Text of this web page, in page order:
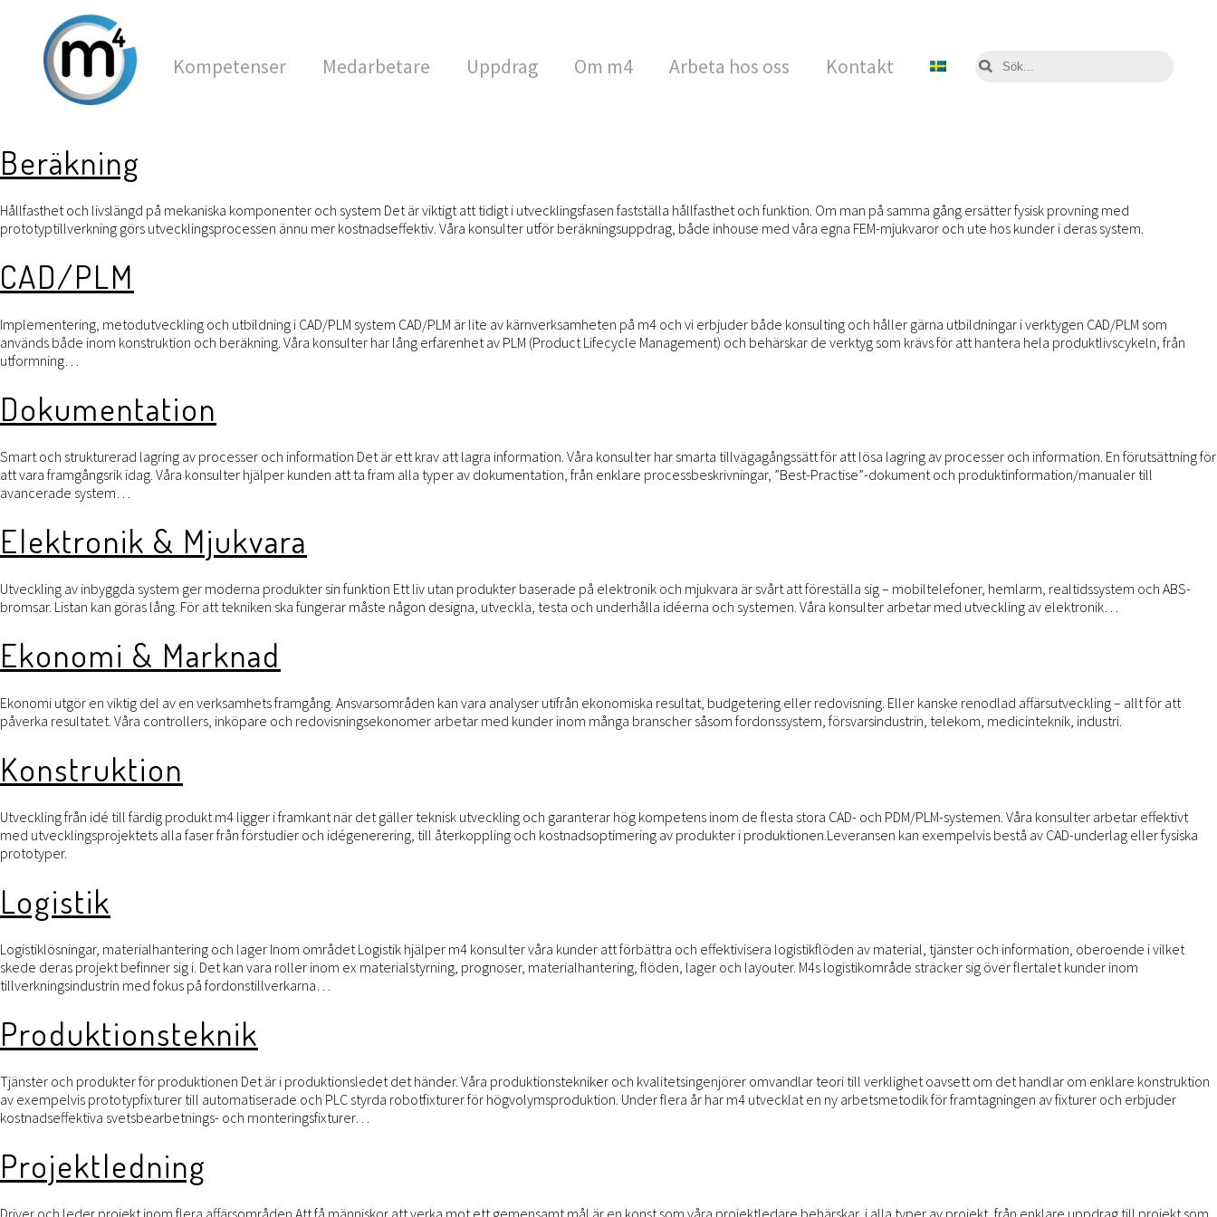
Kompetenser Medarbetare Uppdrag Om m4 Arbeta hos oss Kontakt
Beräkning
Hållfasthet och livslängd på mekaniska komponenter och system Det är viktigt att tidigt i utvecklingsfasen fastställa hållfasthet och funktion. Om man på samma gång ersätter fysisk provning med
prototyptillverkning görs utvecklingsprocessen ännu mer kostnadseffektiv. Våra konsulter utför beräkningsuppdrag, både inhouse med våra egna FEM-mjukvaror och ute hos kunder i deras system.
CAD/PLM
Implementering, metodutveckling och utbildning i CAD/PLM system CAD/PLM är lite av kärnverksamheten på m4 och vi erbjuder både konsulting och håller gärna utbildningar i verktygen CAD/PLM som
används både inom konstruktion och beräkning. Våra konsulter har lång erfarenhet av PLM (Product Lifecycle Management) och behärskar de verktyg som krävs för att hantera hela produktlivscykeln, från
utformning…
Dokumentation
Smart och strukturerad lagring av processer och information Det är ett krav att lagra information. Våra konsulter har smarta tillvägagångssätt för att lösa lagring av processer och information. En förutsättning för
att vara framgångsrik idag. Våra konsulter hjälper kunden att ta fram alla typer av dokumentation, från enklare processbeskrivningar, ”Best-Practise”-dokument och produktinformation/manualer till
avancerade system…
Elektronik & Mjukvara
Utveckling av inbyggda system ger moderna produkter sin funktion Ett liv utan produkter baserade på elektronik och mjukvara är svårt att föreställa sig – mobiltelefoner, hemlarm, realtidssystem och ABS-
bromsar. Listan kan göras lång. För att tekniken ska fungerar måste någon designa, utveckla, testa och underhålla idéerna och systemen. Våra konsulter arbetar med utveckling av elektronik…
Ekonomi & Marknad
Ekonomi utgör en viktig del av en verksamhets framgång. Ansvarsområden kan vara analyser utifrån ekonomiska resultat, budgetering eller redovisning. Eller kanske renodlad affärsutveckling – allt för att
påverka resultatet. Våra controllers, inköpare och redovisningsekonomer arbetar med kunder inom många branscher såsom fordonssystem, försvarsindustrin, telekom, medicinteknik, industri.
Konstruktion
Utveckling från idé till färdig produkt m4 ligger i framkant när det gäller teknisk utveckling och garanterar hög kompetens inom de flesta stora CAD- och PDM/PLM-systemen. Våra konsulter arbetar effektivt
med utvecklingsprojektets alla faser från förstudier och idégenerering, till återkoppling och kostnadsoptimering av produkter i produktionen.Leveransen kan exempelvis bestå av CAD-underlag eller fysiska
prototyper.
Logistik
Logistiklösningar, materialhantering och lager Inom området Logistik hjälper m4 konsulter våra kunder att förbättra och effektivisera logistikflöden av material, tjänster och information, oberoende i vilket
skede deras projekt befinner sig i. Det kan vara roller inom ex materialstyrning, prognoser, materialhantering, flöden, lager och layouter. M4s logistikområde sträcker sig över flertalet kunder inom
tillverkningsindustrin med fokus på fordonstillverkarna…
Produktionsteknik
Tjänster och produkter för produktionen Det är i produktionsledet det händer. Våra produktionstekniker och kvalitetsingenjörer omvandlar teori till verklighet oavsett om det handlar om enklare konstruktion
av exempelvis prototypfixturer till automatiserade och PLC styrda robotfixturer för högvolymsproduktion. Under flera år har m4 utvecklat en ny arbetsmetodik för framtagningen av fixturer och erbjuder
kostnadseffektiva svetsbearbetnings- och monteringsfixturer…
Projektledning
Driver och leder projekt inom flera affärsområden Att få människor att verka mot ett gemensamt mål är en konst som våra projektledare behärskar, i alla typer av projekt, från enklare uppdrag till projekt som